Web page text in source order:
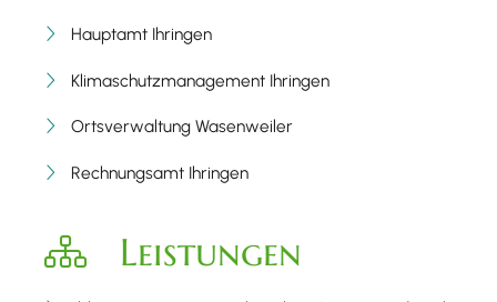
Hauptamt Ihringen
Klimaschutzmanagement Ihringen
Ortsverwaltung Wasenweiler
Rechnungsamt Ihringen
Leistungen